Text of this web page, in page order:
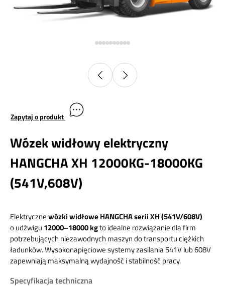
Zapytaj o produkt
Wózek widłowy elektryczny
HANGCHA XH 12000KG-18000KG
(541V,608V)
Elektrycznewózki widłowe HANGCHA serii XH (541V/608V)
o udźwigu 12000–18000 kgto idealne rozwiązanie dla firm
potrzebujących niezawodnych maszyn do transportu ciężkich
ładunków. Wysokonapięciowe systemy zasilania 541V lub 608V
zapewniają maksymalną wydajność i stabilność pracy.
Specyfikacja techniczna